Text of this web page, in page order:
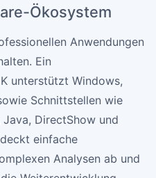
Ökosystem
Anwendungen
Ein
unterstützt Windows,
Schnittstellen wie
DirectShow und
einfache
Analysen ab und